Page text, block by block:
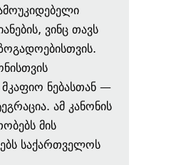
ვინც თავს
ნებასთან —
ამ კანონის
მის
საქართველოს